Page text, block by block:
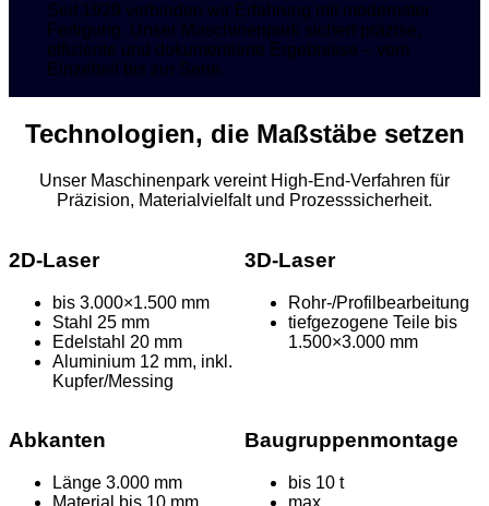
Seit 1929 verbinden wir Erfahrung mit modernster
Fertigung. Unser Maschinenpark sichert präzise,
effiziente und dokumentierte Ergebnisse – vom
Einzelteil bis zur Serie.
Technologien, die Maßstäbe setzen
Unser Maschinenpark vereint High-End-Verfahren für
Präzision, Materialvielfalt und Prozesssicherheit.
2D-Laser
bis 3.000×1.500 mm
Stahl 25 mm
Edelstahl 20 mm
Aluminium 12 mm, inkl.
Kupfer/Messing
3D-Laser
Rohr-/Profilbearbeitung
tiefgezogene Teile bis
1.500×3.000 mm
Abkanten
Länge 3.000 mm
Material bis 10 mm
Baugruppenmontage
bis 10 t
max.